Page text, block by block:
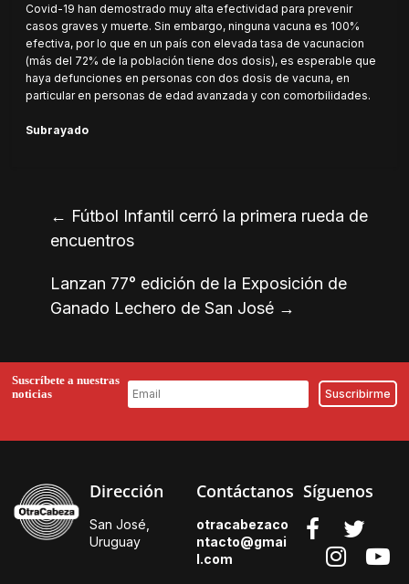
Covid-19 han demostrado muy alta efectividad para prevenir
casos graves y muerte. Sin embargo, ninguna vacuna es 100%
efectiva, por lo que en un país con elevada tasa de vacunacion
(más del 72% de la población tiene dos dosis), es esperable que
haya defunciones en personas con dos dosis de vacuna, en
particular en personas de edad avanzada y con comorbilidades.
Subrayado
← Fútbol Infantil cerró la primera rueda de
encuentros
Lanzan 77° edición de la Exposición de
Ganado Lechero de San José →
Suscríbete a nuestras
noticias
Dirección
San José,
Uruguay
Contáctanos
otracabezaco
ntacto@gmai
l.com
Síguenos